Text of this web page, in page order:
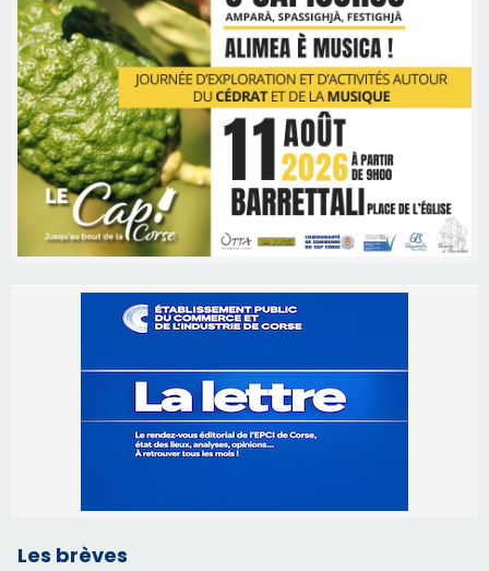
06/08/2026 15:57
Ucciani – Marché des producteurs à Cruculi le
Corte – L’association A Nuciola organise une
projection sous les étoiles